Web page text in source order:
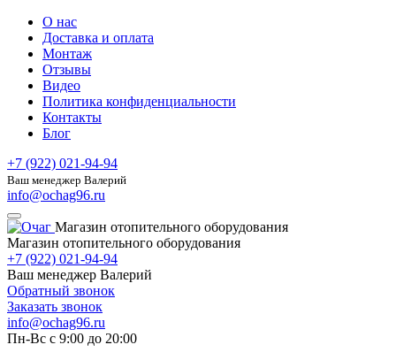
О нас
Доставка и оплата
Монтаж
Отзывы
Видео
Политика конфиденциальности
Контакты
Блог
+7 (922) 021-94-94
Ваш менеджер Валерий
info@ochag96.ru
Магазин отопительного оборудования
Магазин отопительного оборудования
+7 (922) 021-94-94
Ваш менеджер Валерий
Обратный звонок
Заказать звонок
info@ochag96.ru
Пн-Вс с 9:00 до 20:00